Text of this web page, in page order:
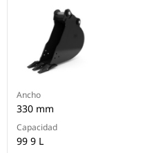
Ancho
330 mm
Capacidad
99 9 L